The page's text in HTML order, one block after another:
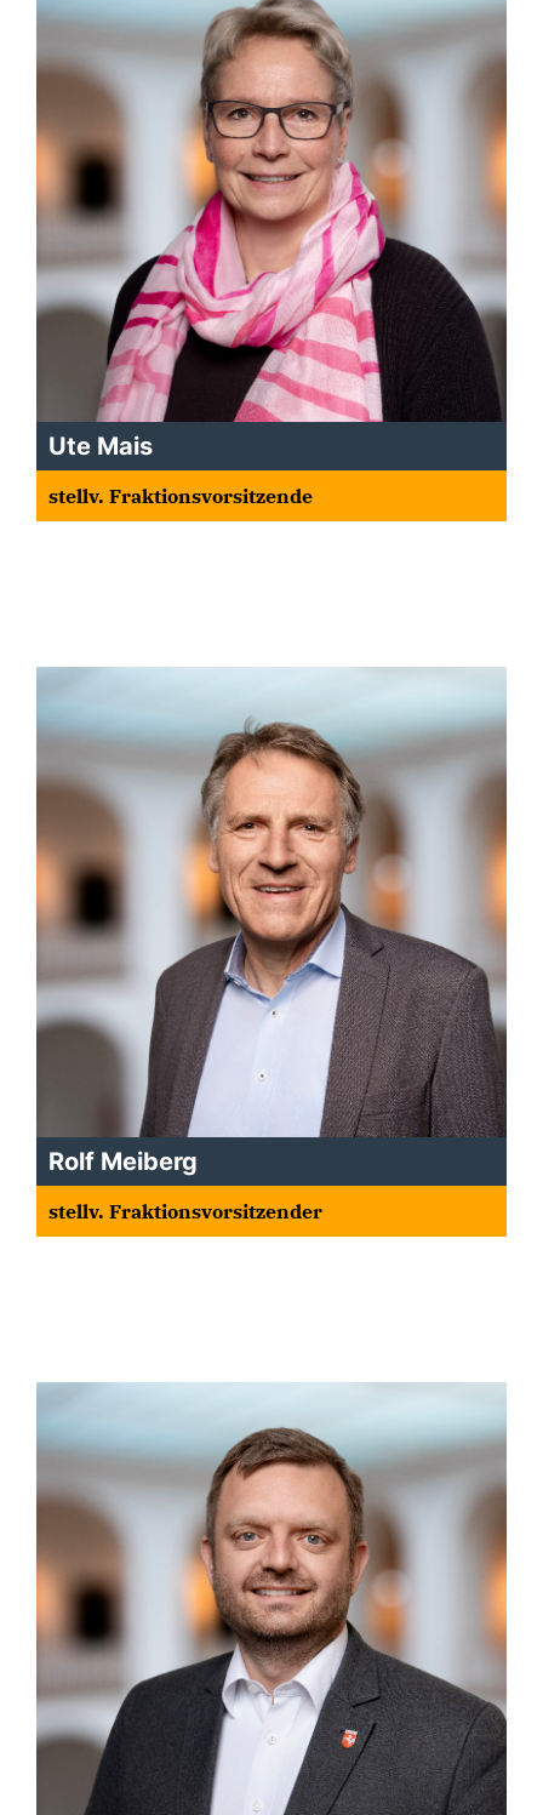
Ute Mais
stellv. Fraktionsvorsitzende
Rolf Meiberg
stellv. Fraktionsvorsitzender